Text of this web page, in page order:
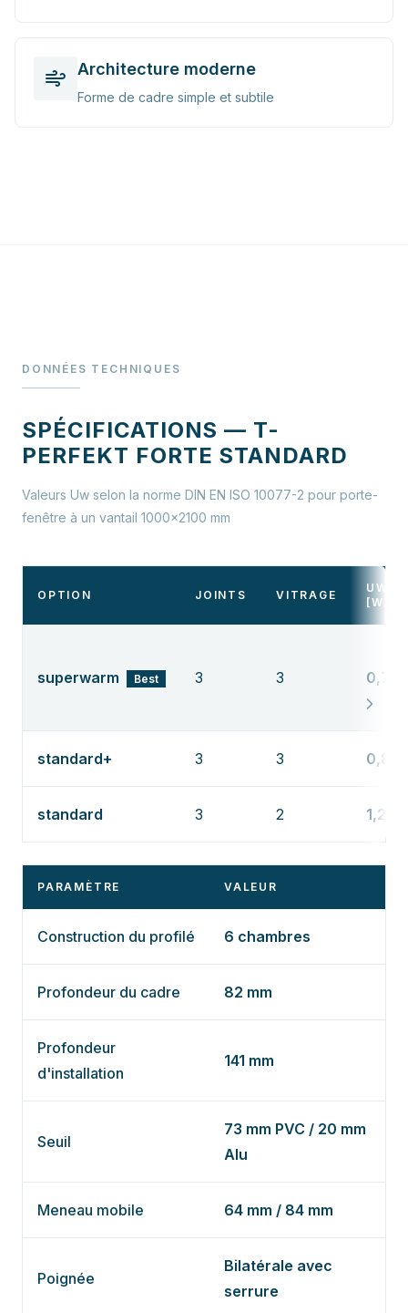
Architecture moderne
Forme de cadre simple et subtile
DONNÉES TECHNIQUES
SPÉCIFICATIONS — T-
PERFEKT FORTE STANDARD
Valeurs Uw selon la norme DIN EN ISO 10077-2 pour porte-
fenêtre à un vantail 1000×2100 mm
OPTION JOINTS VITRAGE
UW
[W/
superwarm Best 3 3 0,74
standard+ 3 3 0,89
standard 3 2 1,2
PARAMÈTRE VALEUR
Construction du profilé 6 chambres
Profondeur du cadre 82 mm
Profondeur
d'installation
141 mm
Seuil
73 mm PVC / 20 mm
Alu
Meneau mobile 64 mm / 84 mm
Poignée
Bilatérale avec
serrure